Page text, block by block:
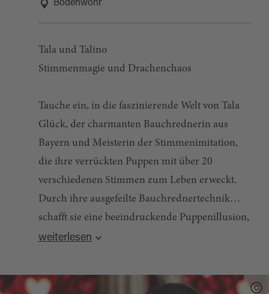
Bodenwöhr
Tala und Talino
Stimmenmagie und Drachenchaos
Tauche ein, in die faszinierende Welt von Tala
Glück, der charmanten Bauchrednerin aus
Bayern und Meisterin der Stimmenimitation,
die ihre verrückten Puppen mit über 20
verschiedenen Stimmen zum Leben erweckt.
Durch ihre ausgefeilte Bauchrednertechnik
schafft sie eine beeindruckende Puppenillusion,
die das Publikum fesselt und zum Lachen
Ihre Puppen sind wahre Multitalente, die nicht
Quelle:destination.one
weiterlesen